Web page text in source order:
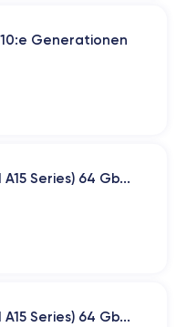
10:e Generationen
A15 Series) 64 Gb...
A15 Series) 64 Gb...